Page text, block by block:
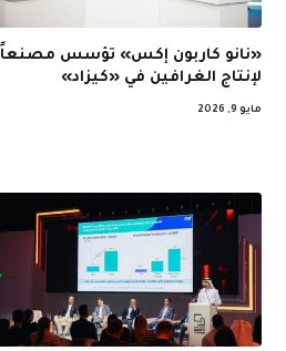
«نانو كاربون إكس» تؤسس مصنعاً
لإنتاج الغرافين في «كيزاد»
مايو 9, 2026